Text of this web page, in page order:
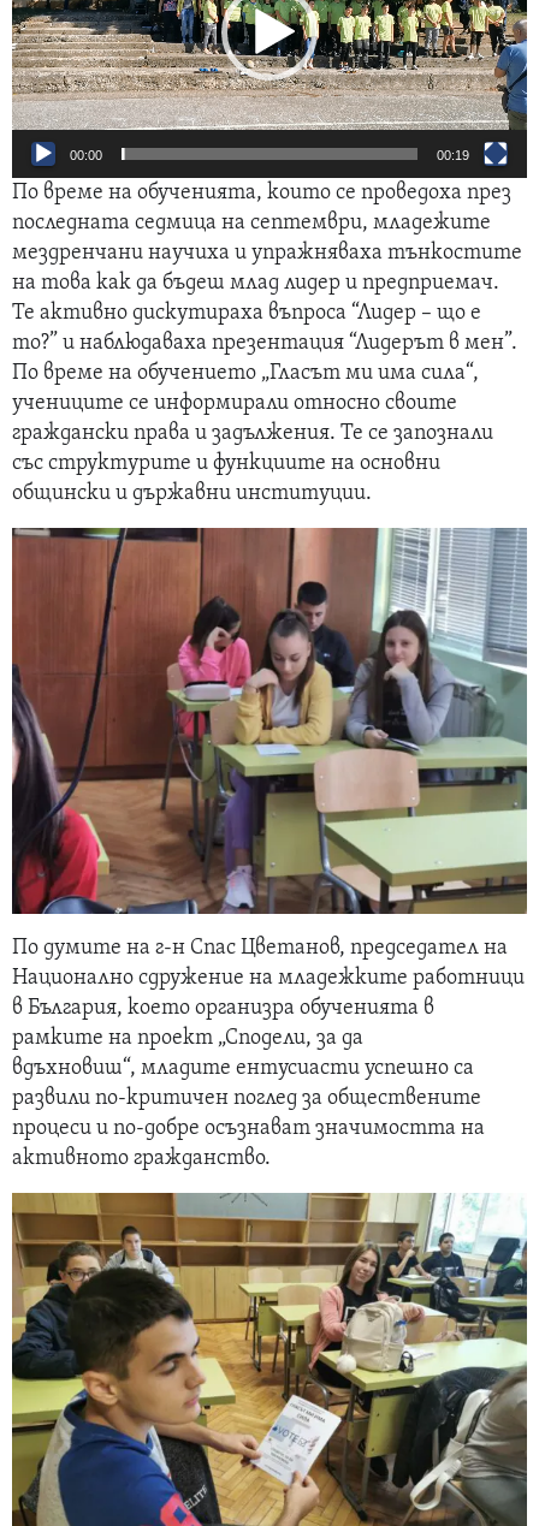
00:00 00:19
По време на обученията, които се проведоха през
последната седмица на септември, младежите
мездренчани научиха и упражняваха тънкостите
на това как да бъдеш млад лидер и предприемач.
Те активно дискутираха въпроса “Лидер – що е
то?” и наблюдаваха презентация “Лидерът в мен”.
По време на обучението „Гласът ми има сила“,
учениците се информирали относно своите
граждански права и задължения. Те се запознали
със структурите и функциите на основни
общински и държавни институции.
По думите на г-н Спас Цветанов, председател на
Национално сдружение на младежките работници
в България, което организра обученията в
рамките на проект „Сподели, за да
вдъхновиш“, младите ентусиасти успешно са
развили по-критичен поглед за обществените
процеси и по-добре осъзнават значимостта на
активното гражданство.